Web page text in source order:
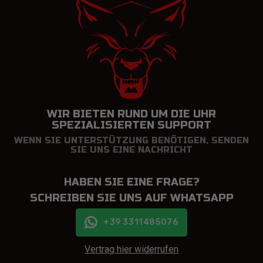
WIR BIETEN RUND UM DIE UHR
SPEZIALISIERTEN SUPPORT
WENN SIE UNTERSTÜTZUNG BENÖTIGEN, SENDEN
SIE UNS EINE NACHRICHT
HABEN SIE EINE FRAGE?
SCHREIBEN SIE UNS AUF WHATSAPP
+39 3311485076
Vertrag hier widerrufen